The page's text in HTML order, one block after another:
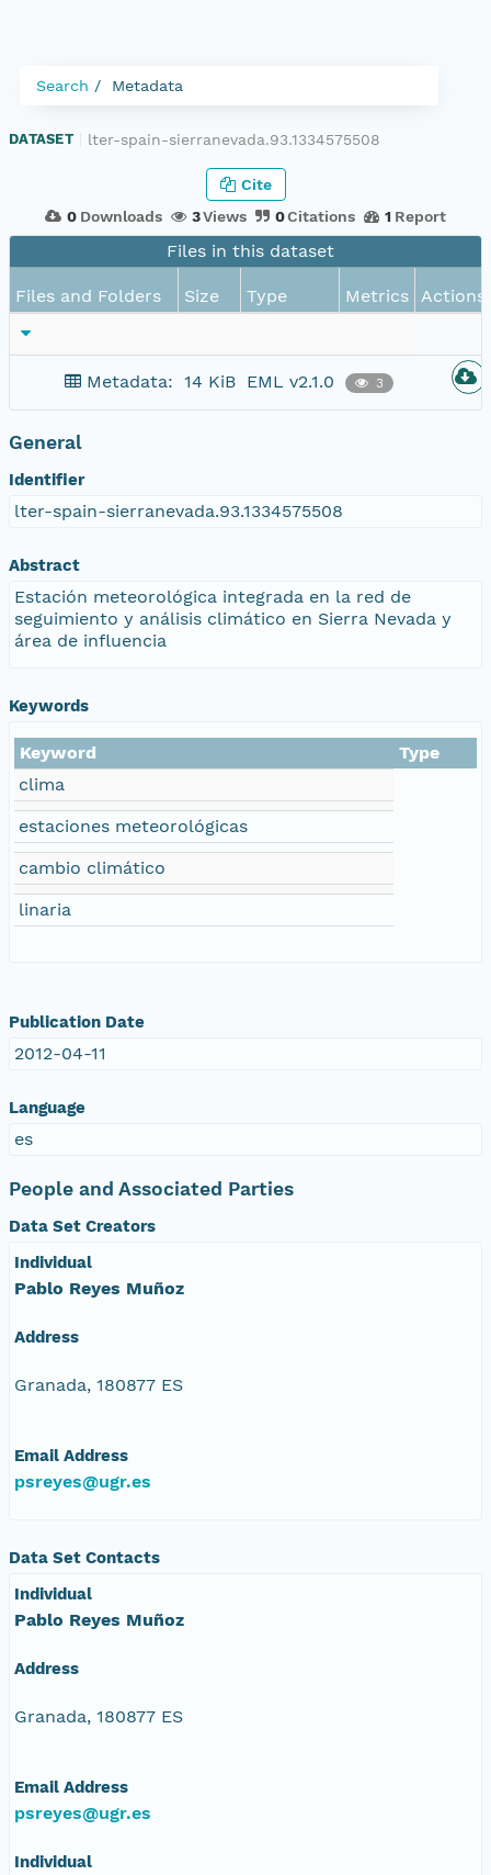
Search Metadata
DATASET lter-spain-sierranevada.93.1334575508
0 Downloads 3Views 0Citations 1 Report
Cite
Files in this dataset
Files and Folders Size Type Metrics Actions
Metadata: 14 KiB EML v2.1.0 3
General
Identifier
lter-spain-sierranevada.93.1334575508
Abstract
Estación meteorológica integrada en la red de
seguimiento y análisis climático en Sierra Nevada y
área de influencia
Keywords
Keyword
Type
clima
estaciones meteorológicas
cambio climático
linaria
Publication Date
2012-04-11
Language
es
People and Associated Parties
Data Set Creators
Individual
Pablo Reyes Muñoz
Address
Granada, 180877 ES
Email Address
psreyes@ugr.es
Data Set Contacts
Individual
Pablo Reyes Muñoz
Address
Granada, 180877 ES
Email Address
psreyes@ugr.es
Individual